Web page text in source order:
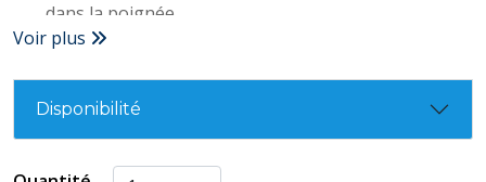
dans la poignée
Voir plus
Disponibilité